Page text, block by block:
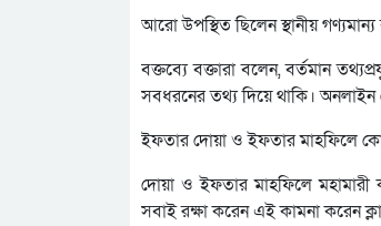
আরো উপস্থিত ছিলেন স্থানীয়
বক্তব্যে বক্তারা বলেন, বর্তমান
সবধরনের তথ্য দিয়ে থাকি। অনলাইন
ইফতার দোয়া ও ইফতার মাহফিলে
দোয়া ও ইফতার মাহফিলে
সবাই রক্ষা করেন এই কামনা করেন